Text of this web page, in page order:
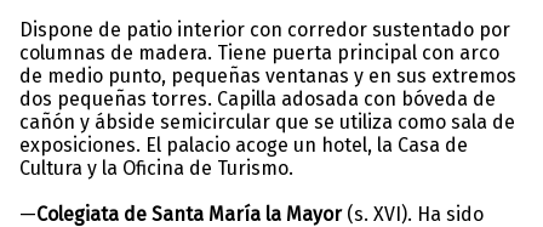
Dispone de patio interior con corredor sustentado por
columnas de madera. Tiene puerta principal con arco
de medio punto, pequeñas ventanas y en sus extremos
dos pequeñas torres. Capilla adosada con bóveda de
cañón y ábside semicircular que se utiliza como sala de
exposiciones. El palacio acoge un hotel, la Casa de
Cultura y la Oficina de Turismo.
—Colegiata de Santa María la Mayor (s. XVI). Ha sido